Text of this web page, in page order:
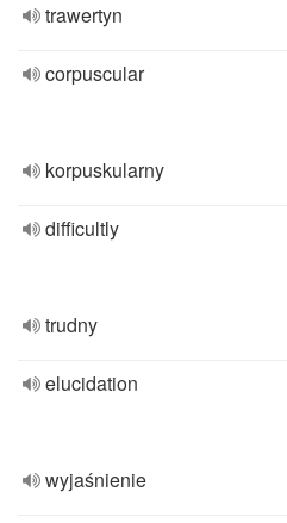
trawertyn
corpuscular
korpuskularny
difficultly
trudny
elucidation
wyjaśnienie